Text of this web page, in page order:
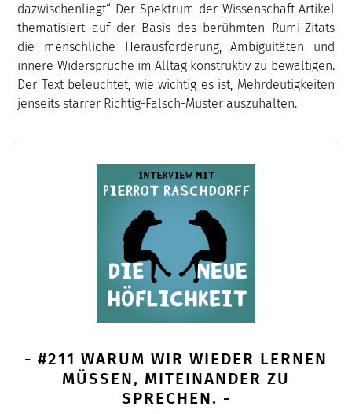
dazwischenliegt“ Der Spektrum der Wissenschaft-Artikel
thematisiert auf der Basis des berühmten Rumi-Zitats
die menschliche Herausforderung, Ambiguitäten und
innere Widersprüche im Alltag konstruktiv zu bewältigen.
Der Text beleuchtet, wie wichtig es ist, Mehrdeutigkeiten
jenseits starrer Richtig-Falsch-Muster auszuhalten.
- #211 WARUM WIR WIEDER LERNEN
MÜSSEN, MITEINANDER ZU
SPRECHEN. -